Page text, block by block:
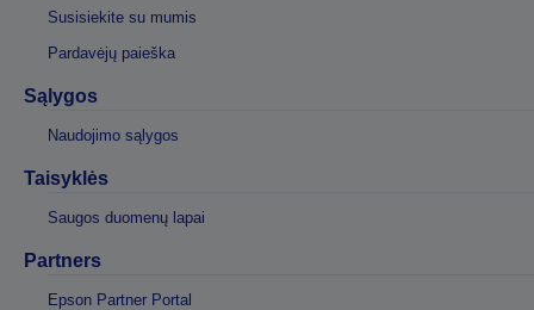
Susisiekite su mumis
Pardavėjų paieška
Sąlygos
Naudojimo sąlygos
Taisyklės
Saugos duomenų lapai
Partners
Epson Partner Portal